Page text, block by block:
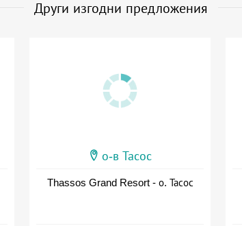
Други изгодни предложения
о-в Тасос
Thassos Grand Resort - о. Тасос